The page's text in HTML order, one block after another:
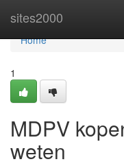
sites2000
Home
Home
1
MDPV
weten